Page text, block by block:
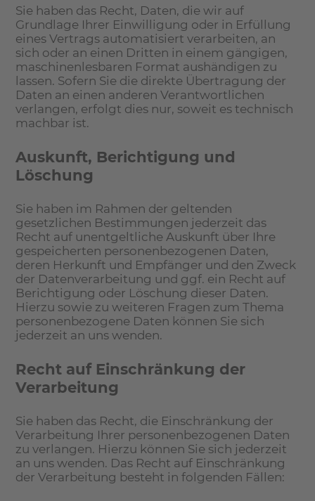
Sie haben das Recht, Daten, die wir auf
Grundlage Ihrer Einwilligung oder in Erfüllung
eines Vertrags automatisiert verarbeiten, an
sich oder an einen Dritten in einem gängigen,
maschinenlesbaren Format aushändigen zu
lassen. Sofern Sie die direkte Übertragung der
Daten an einen anderen Verantwortlichen
verlangen, erfolgt dies nur, soweit es technisch
machbar ist.
Auskunft, Berichtigung und
Löschung
Sie haben im Rahmen der geltenden
gesetzlichen Bestimmungen jederzeit das
Recht auf unentgeltliche Auskunft über Ihre
gespeicherten personenbezogenen Daten,
deren Herkunft und Empfänger und den Zweck
der Datenverarbeitung und ggf. ein Recht auf
Berichtigung oder Löschung dieser Daten.
Hierzu sowie zu weiteren Fragen zum Thema
personenbezogene Daten können Sie sich
jederzeit an uns wenden.
Recht auf Einschränkung der
Verarbeitung
Sie haben das Recht, die Einschränkung der
Verarbeitung Ihrer personenbezogenen Daten
zu verlangen. Hierzu können Sie sich jederzeit
an uns wenden. Das Recht auf Einschränkung
der Verarbeitung besteht in folgenden Fällen: